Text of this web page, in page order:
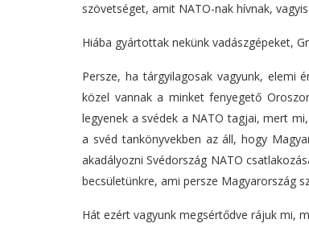
szövetséget, amit NATO-nak hívnak,
Hiába gyártottak nekünk vadászgépeket,
Persze, ha tárgyilagosak vagyunk, elemi
közel vannak a minket fenyegető
legyenek a svédek a NATO tagjai, mert
a svéd tankönyvekben az áll, hogy
akadályozni Svédország NATO
becsületünkre, ami persze Magyarország
Hát ezért vagyunk megsértődve rájuk mi,